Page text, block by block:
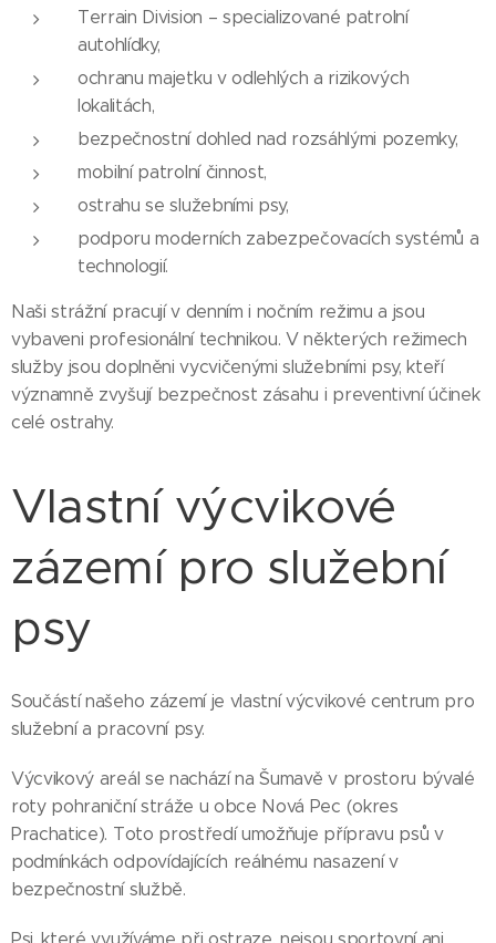
Terrain Division – specializované patrolní
autohlídky,
ochranu majetku v odlehlých a rizikových
lokalitách,
bezpečnostní dohled nad rozsáhlými pozemky,
mobilní patrolní činnost,
ostrahu se služebními psy,
podporu moderních zabezpečovacích systémů a
technologií.
Naši strážní pracují v denním i nočním režimu a jsou
vybaveni profesionální technikou. V některých režimech
služby jsou doplněni vycvičenými služebními psy, kteří
významně zvyšují bezpečnost zásahu i preventivní účinek
celé ostrahy.
Vlastní výcvikové
zázemí pro služební
psy
Součástí našeho zázemí je vlastní výcvikové centrum pro
služební a pracovní psy.
Výcvikový areál se nachází na Šumavě v prostoru bývalé
roty pohraniční stráže u obce Nová Pec (okres
Prachatice). Toto prostředí umožňuje přípravu psů v
podmínkách odpovídajících reálnému nasazení v
bezpečnostní službě.